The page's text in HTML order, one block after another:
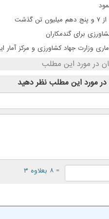
برای گندمکاران
وزارت جهاد کشاورزی و مرکز آمار
در مورد این مطلب
در مورد این مطلب نظر دهید
= ۸ بعلاوه ۳